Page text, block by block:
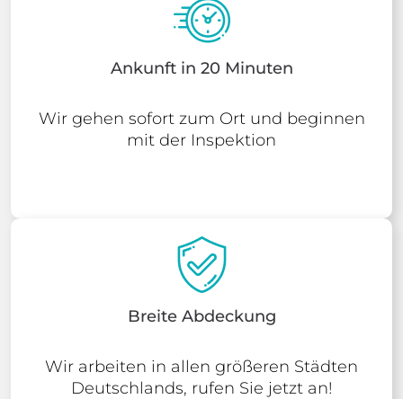
Ankunft in 20 Minuten
Wir gehen sofort zum Ort und beginnen
mit der Inspektion
Breite Abdeckung
Wir arbeiten in allen größeren Städten
Deutschlands, rufen Sie jetzt an!